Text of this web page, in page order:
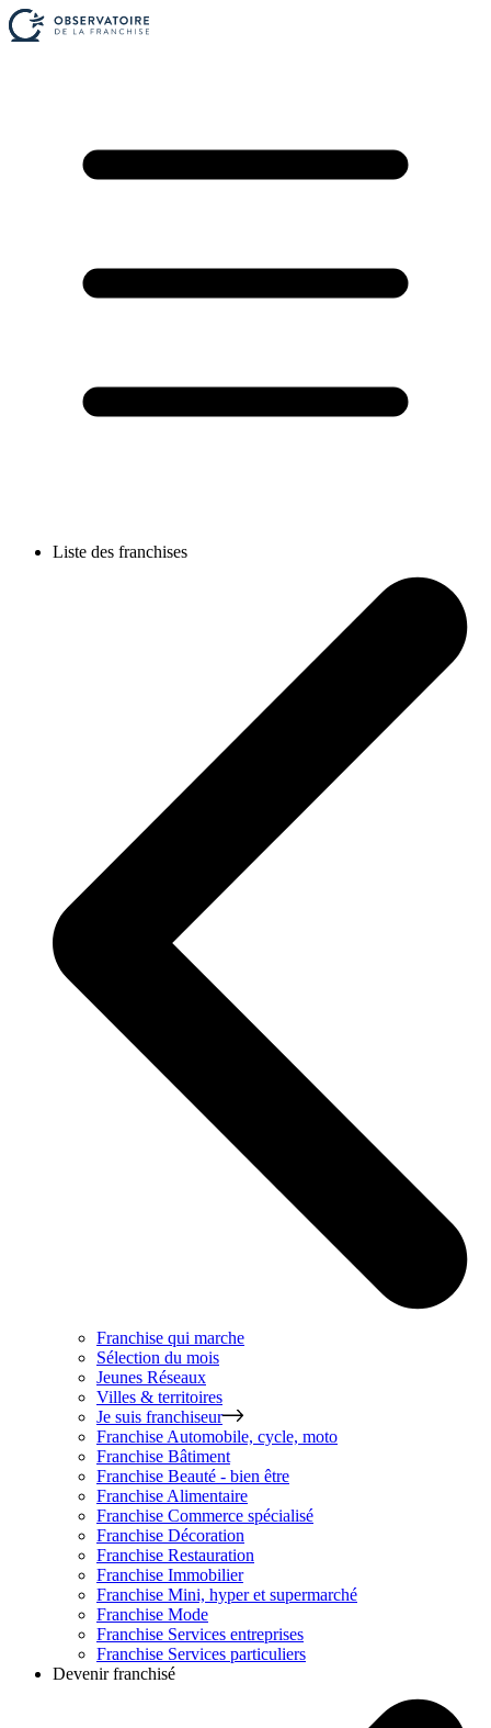
Liste des franchises
Franchise qui marche
Sélection du mois
Jeunes Réseaux
Villes & territoires
Je suis franchiseur
Franchise Automobile, cycle, moto
Franchise Bâtiment
Franchise Beauté - bien être
Franchise Alimentaire
Franchise Commerce spécialisé
Franchise Décoration
Franchise Restauration
Franchise Immobilier
Franchise Mini, hyper et supermarché
Franchise Mode
Franchise Services entreprises
Franchise Services particuliers
Devenir franchisé